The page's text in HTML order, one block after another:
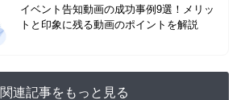
イベント告知動画の成功事例9選！メリッ
トと印象に残る動画のポイントを解説
関連記事をもっと見る